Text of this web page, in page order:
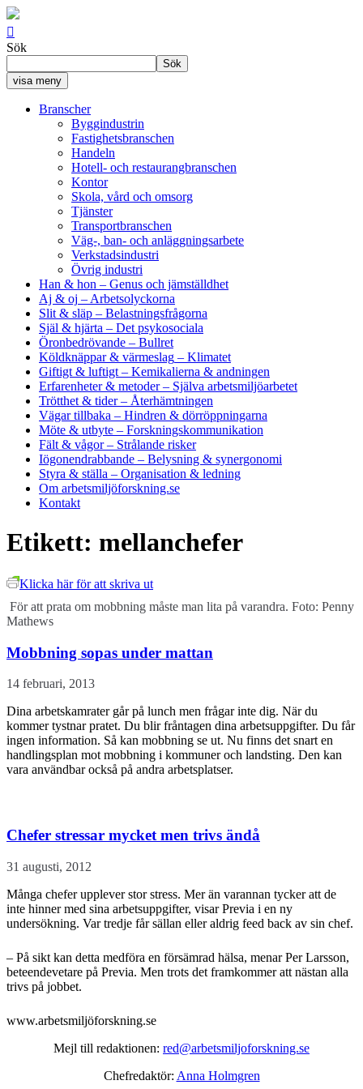

Sök
Sök
visa meny
Branscher
Byggindustrin
Fastighetsbranschen
Handeln
Hotell- och restaurangbranschen
Kontor
Skola, vård och omsorg
Tjänster
Transportbranschen
Väg-, ban- och anläggningsarbete
Verkstadsindustri
Övrig industri
Han & hon – Genus och jämställdhet
Aj & oj – Arbetsolyckorna
Slit & släp – Belastningsfrågorna
Själ & hjärta – Det psykosociala
Öronbedrövande – Bullret
Köldknäppar & värmeslag – Klimatet
Giftigt & luftigt – Kemikalierna & andningen
Erfarenheter & metoder– Själva arbetsmiljöarbetet
Trötthet & tider– Återhämtningen
Vägar tillbaka – Hindren & dörröppningarna
Möte & utbyte – Forskningskommunikation
Fält & vågor– Strålande risker
Iögonendrabbande – Belysning & synergonomi
Styra & ställa – Organisation & ledning
Om arbetsmiljöforskning.se
Kontakt
Etikett: mellanchefer
Klicka här för att skriva ut
För att prata om mobbning måste man lita på varandra. Foto: Penny
Mathews
Mobbning sopas under mattan
14 februari, 2013
Dina arbetskamrater går på lunch men frågar inte dig. När du
kommer tystnar pratet. Du blir fråntagen dina arbetsuppgifter. Du får
ingen information. Så kan mobbning se ut. Nu finns det snart en
handlingsplan mot mobbning i kommuner och landsting. Den kan
vara användbar också på andra arbetsplatser.
Chefer stressar mycket men trivs ändå
31 augusti, 2012
Många chefer upplever stor stress. Mer än varannan tycker att de
inte hinner med sina arbetsuppgifter, visar Previa i en ny
undersökning. Var tredje får sällan eller aldrig feed back av sin chef.
– På sikt kan detta medföra en försämrad hälsa, menar Per Larsson,
beteendevetare på Previa. Men trots det framkommer att nästan alla
trivs på jobbet.
www.arbetsmiljöforskning.se
Mejl till redaktionen: red@arbetsmiljoforskning.se
Chefredaktör: Anna Holmgren